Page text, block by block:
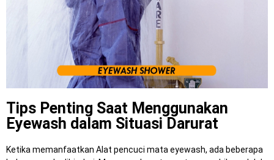
Tips Penting Saat Menggunakan
Eyewash dalam Situasi Darurat
Ketika memanfaatkan Alat pencuci mata eyewash, ada beberapa